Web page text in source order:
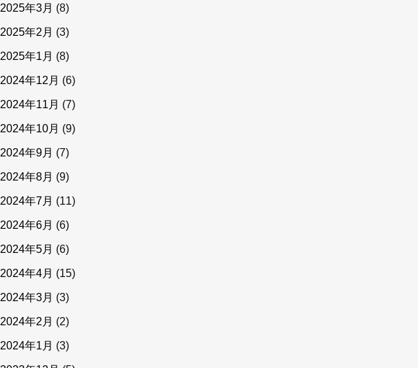
2025年3月 (8)
2025年2月 (3)
2025年1月 (8)
2024年12月 (6)
2024年11月 (7)
2024年10月 (9)
2024年9月 (7)
2024年8月 (9)
2024年7月 (11)
2024年6月 (6)
2024年5月 (6)
2024年4月 (15)
2024年3月 (3)
2024年2月 (2)
2024年1月 (3)